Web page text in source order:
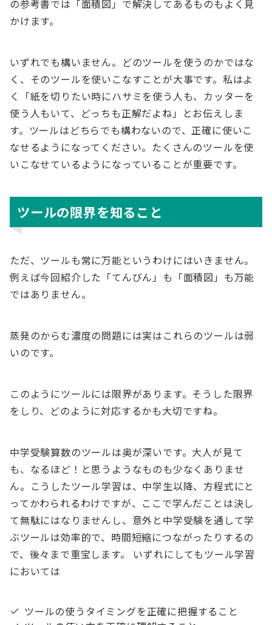
の参考書では「面積図」で解決してあるものもよく見
かけます。
いずれでも構いません。どのツールを使うのかではな
く、そのツールを使いこなすことが大事です。私はよ
く「紙を切りたい時にハサミを使う人も、カッターを
使う人もいて、どっちも正解だよね」とお伝えしま
す。ツールはどちらでも構わないので、正確に使いこ
なせるようになってください。たくさんのツールを使
いこなせているようになっていることが重要です。
ツールの限界を知ること
ただ、ツールも常に万能というわけにはいきません。
例えば今回紹介した「てんびん」も「面積図」も万能
ではありません。
蒸発のからむ濃度の問題には実はこれらのツールは弱
いのです。
このようにツールには限界があります。そうした限界
をしり、どのように対応するかも大切ですね。
中学受験算数のツールは奥が深いです。大人が見て
も、なるほど！と思うようなものも少なくありませ
ん。こうしたツール学習は、中学生以降、方程式にと
ってかわられるわけですが、ここで学んだことは決し
て無駄にはなりませんし、意外と中学受験を通して学
ぶツールは効率的で、時間短縮につながったりするの
で、後々まで重宝します。 いずれにしてもツール学習
においては
ツールの使うタイミングを正確に把握すること